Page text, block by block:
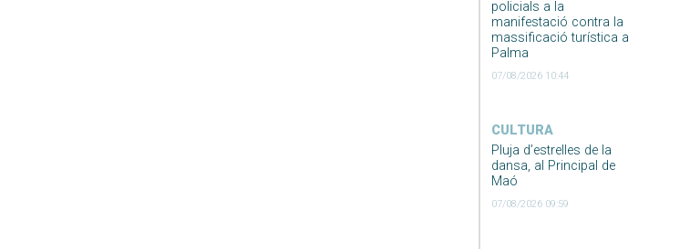
policials a la
manifestació contra la
massificació turística a
Palma
07/08/2026 10:44
CULTURA
Pluja d’estrelles de la
dansa, al Principal de
Maó
07/08/2026 09:59